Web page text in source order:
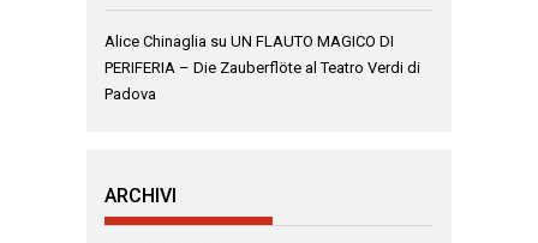
Alice Chinaglia su UN FLAUTO MAGICO DI
PERIFERIA – Die Zauberflöte al Teatro Verdi di
Padova
ARCHIVI